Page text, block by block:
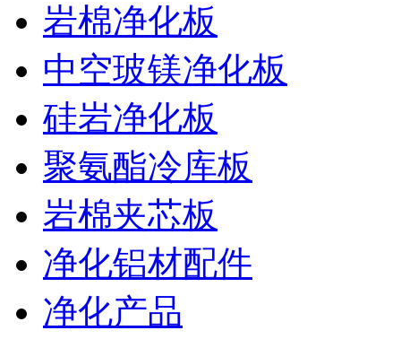
岩棉净化板
中空玻镁净化板
硅岩净化板
聚氨酯冷库板
岩棉夹芯板
净化铝材配件
净化产品